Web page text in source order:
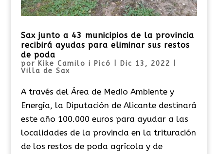
Sax junto a 43 municipios de la provincia
recibirá ayudas para eliminar sus restos
de poda
por Kike Camilo i Picó Dic 13, 2022
Villa de Sax
A través del Área de Medio Ambiente y
Energía, la Diputación de Alicante destinará
este año 100.000 euros para ayudar a las
localidades de la provincia en la trituración
de los restos de poda agrícola y de